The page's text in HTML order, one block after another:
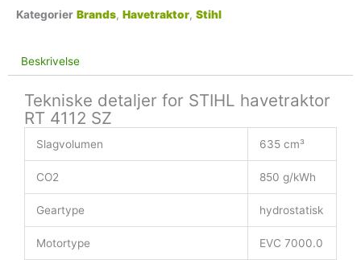
Kategorier Brands, Havetraktor, Stihl
Beskrivelse
Tekniske detaljer for STIHL havetraktor
RT 4112 SZ
Slagvolumen 635 cm³
CO2 850 g/kWh
Geartype hydrostatisk
Motortype EVC 7000.0